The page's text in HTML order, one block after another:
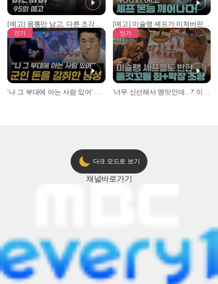
[예고] 몸통만 남고, 다른 조각은 어디에..? 시화호에서 드러난 충격적인 토막 살인사건! [예고] 미슐랭 셰프가 미쳐버린 이유! 본능이 깨어난 사건은?
인기 인기
다크 모드로 보기
채널바로가기